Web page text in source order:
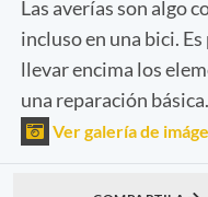
Las averías son algo
incluso en una bici.
llevar encima los
una reparación básica.
Ver galería de